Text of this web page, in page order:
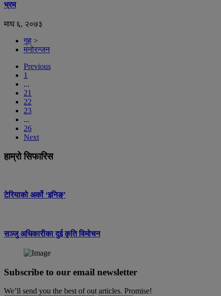
भ्रम
माघ ६, २०७३
गृह >
मनोरन्जन
Previous
1
...
21
22
23
...
26
Next
हाम्रो सिफारिस
टेरियाको अर्को ‘इनिङ्’
सञ्जु अधिकारीका दुई कृति विमोचन
Subscribe to our email newsletter
We’ll send you the best of out articles. Promise!